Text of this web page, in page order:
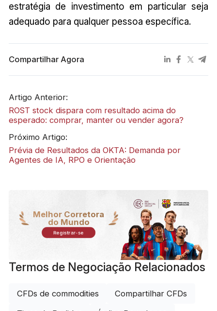
estratégia de investimento em particular seja
adequado para qualquer pessoa específica.
Compartilhar Agora
Artigo Anterior:
ROST stock dispara com resultado acima do
esperado: comprar, manter ou vender agora?
Próximo Artigo:
Prévia de Resultados da OKTA: Demanda por
Agentes de IA, RPO e Orientação
Melhor Corretora
do Mundo
Registrar-se
Termos de Negociação Relacionados
CFDs de commodities Compartilhar CFDs